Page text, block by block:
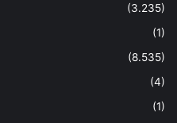
(3.235)
(1)
(8.535)
(4)
(1)